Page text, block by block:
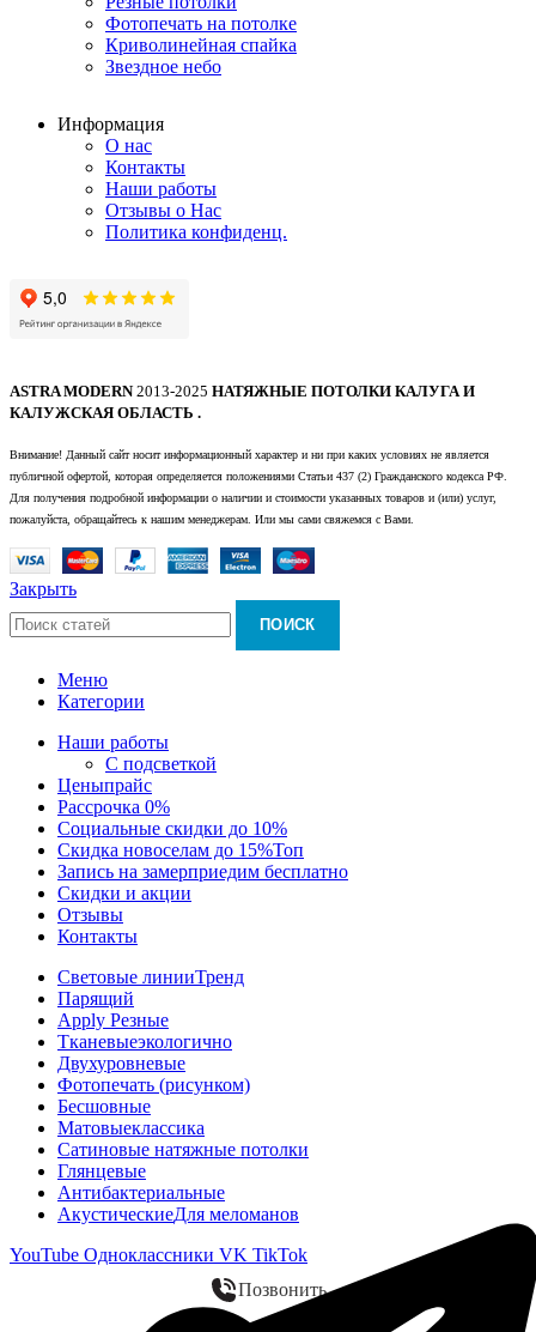
Фотопечать на потолке
Криволинейная спайка
Звездное небо
Информация
О нас
Контакты
Наши работы
Отзывы о Нас
Политика конфиденц.
ASTRA MODERN2013-2025 НАТЯЖНЫЕ ПОТОЛКИ КАЛУГА И
КАЛУЖСКАЯ ОБЛАСТЬ .
Внимание! Данный сайт носит информационный характер и ни при каких условиях не является
публичной офертой, которая определяется положениями Статьи 437 (2) Гражданского кодекса РФ.
Для получения подробной информации о наличии и стоимости указанных товаров и (или) услуг,
пожалуйста, обращайтесь к нашим менеджерам. Или мы сами свяжемся с Вами.
Закрыть
ПОИСК
Меню
Категории
Наши работы
С подсветкой
Ценыпрайс
Рассрочка 0%
Социальные скидки до 10%
Скидка новоселам до 15%Топ
Запись на замерприедим бесплатно
Скидки и акции
Отзывы
Контакты
Световые линииТренд
Парящий
Apply Резные
Тканевыеэкологично
Двухуровневые
Фотопечать (рисунком)
Бесшовные
Матовыеклассика
Сатиновые натяжные потолки
Глянцевые
Антибактериальные
АкустическиеДля меломанов
YouTube Одноклассники VK TikTok
Позвонить